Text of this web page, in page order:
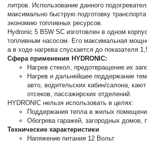
литров. Использование данного
максимально быструю подготовку
экономию топливных ресурсов.
Hydronic 5 B5W SC изготовлен в одном
топливным насосом. Его максимальная
а в ходе нагрева спускается до показателя
Сфера применения HYDRONIC:
Нагрев стекол, предотвращение их
Нагрев и дальнейшее поддержание
авто, водительских кабин/салона,
отсеков, пассажирских отделений.
HYDRONIC нельзя использовать в целях:
Поддержания тепла в жилых
Обогрева гаражей, загородных домов,
Технические характеристики
Напяжение питания 12 Вольт